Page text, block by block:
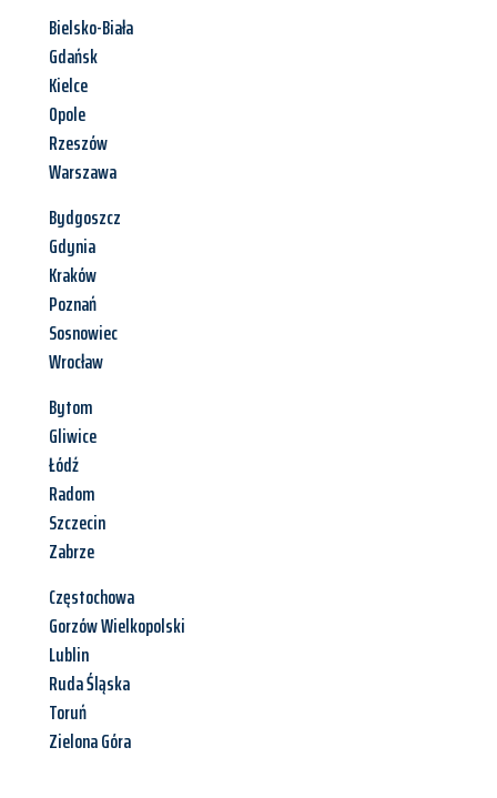
Bielsko-Biała
Gdańsk
Kielce
Opole
Rzeszów
Warszawa
Bydgoszcz
Gdynia
Kraków
Poznań
Sosnowiec
Wrocław
Bytom
Gliwice
Łódź
Radom
Szczecin
Zabrze
Częstochowa
Gorzów Wielkopolski
Lublin
Ruda Śląska
Toruń
Zielona Góra